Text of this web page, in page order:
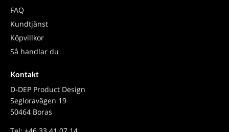
FAQ
Kundtjänst
Köpvillkor
Så handlar du
Kontakt
D-DEP Product Design
Segloravägen 19
50464 Boras